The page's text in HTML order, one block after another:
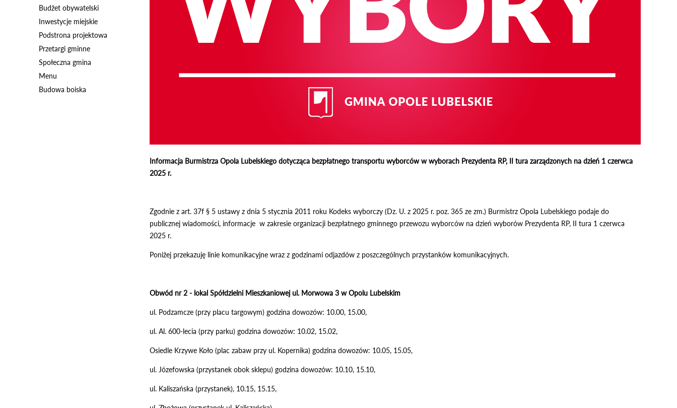
Budżet obywatelski
Inwestycje miejskie
Podstrona projektowa
Przetargi gminne
Społeczna gmina
Menu
Budowa boiska
Informacja Burmistrza Opola Lubelskiego dotycząca bezpłatnego transportu wyborców w wyborach Prezydenta RP, II tura zarządzonych na dzień 1 czerwca
2025 r.
Zgodnie z art. 37f § 5 ustawy z dnia 5 stycznia 2011 roku Kodeks wyborczy (Dz. U. z 2025 r. poz. 365 ze zm.) Burmistrz Opola Lubelskiego podaje do
publicznej wiadomości, informacje w zakresie organizacji bezpłatnego gminnego przewozu wyborców na dzień wyborów Prezydenta RP, II tura 1 czerwca
2025 r.
Poniżej przekazuję linie komunikacyjne wraz z godzinami odjazdów z poszczególnych przystanków komunikacyjnych.
Obwód nr 2 - lokal Spółdzielni Mieszkaniowej ul. Morwowa 3 w Opolu Lubelskim
ul. Podzamcze (przy placu targowym) godzina dowozów: 10.00, 15.00,
ul. Al. 600-lecia (przy parku) godzina dowozów: 10.02, 15.02,
Osiedle Krzywe Koło (plac zabaw przy ul. Kopernika) godzina dowozów: 10.05, 15.05,
ul. Józefowska (przystanek obok sklepu) godzina dowozów: 10.10, 15.10,
ul. Kaliszańska (przystanek), 10.15, 15.15,